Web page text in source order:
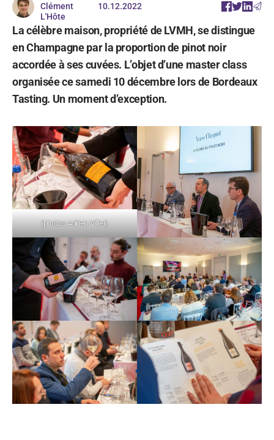
Clément
L'Hôte
10.12.2022
La célèbre maison, propriété de LVMH, se distingue
en Champagne par la proportion de pinot noir
accordée à ses cuvées. L’objet d’une master class
organisée ce samedi 10 décembre lors de Bordeaux
Tasting. Un moment d’exception.
(photos Adrien Viller)